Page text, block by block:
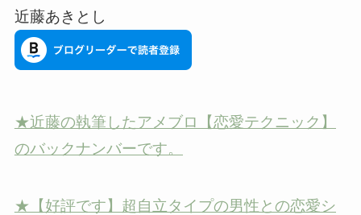
近藤あきとし
★近藤の執筆したアメブロ【恋愛テクニック】
のバックナンバーです。
★【好評です】超自立タイプの男性との恋愛シ